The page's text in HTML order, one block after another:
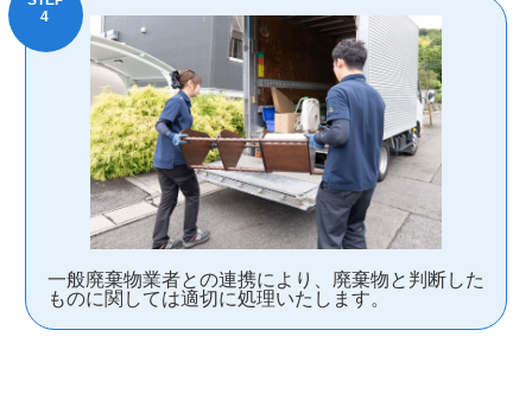
一般廃棄物業者との連携により、廃棄物と判断した
ものに関しては適切に処理いたします。